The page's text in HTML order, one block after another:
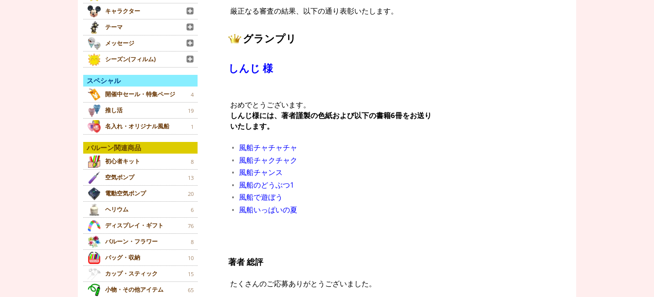
キャラクター
テーマ
メッセージ
シーズン(フィルム)
スペシャル
開催中セール・特集ページ 4
推し活 19
名入れ・オリジナル風船 1
バルーン関連商品
初心者キット 8
空気ポンプ 13
電動空気ポンプ 20
ヘリウム 6
ディスプレイ・ギフト 76
バルーン・フラワー 8
バッグ・収納 10
カップ・スティック 15
小物・その他アイテム 65
厳正なる審査の結果、以下の通り表彰いたします。
グランプリ
しんじ 様
おめでとうございます。
しんじ様には、著者謹製の色紙および以下の書籍6冊をお送り
いたします。
風船チャチャチャ
風船チャクチャク
風船チャンス
風船のどうぶつ1
風船で遊ぼう
風船いっぱいの夏
著者 総評
たくさんのご応募ありがとうございました。